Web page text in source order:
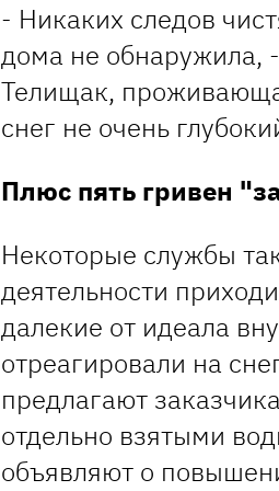
- Никаких следов
дома не обнаружила,
Телищак,
снег не очень
Плюс пять гривен
Некоторые службы
деятельности
далекие от идеала
отреагировали на
предлагают
отдельно взятыми
объявляют о